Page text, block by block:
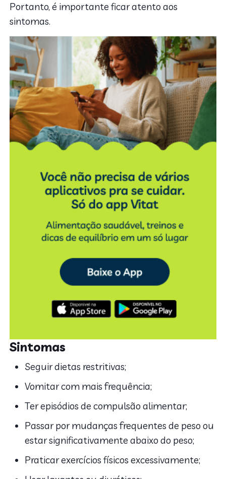
Portanto, é importante ficar atento aos
sintomas.
Sintomas
Seguir dietas restritivas;
Vomitar com mais frequência;
Ter episódios de compulsão alimentar;
Passar por mudanças frequentes de peso ou
estar significativamente abaixo do peso;
Praticar exercícios físicos excessivamente;